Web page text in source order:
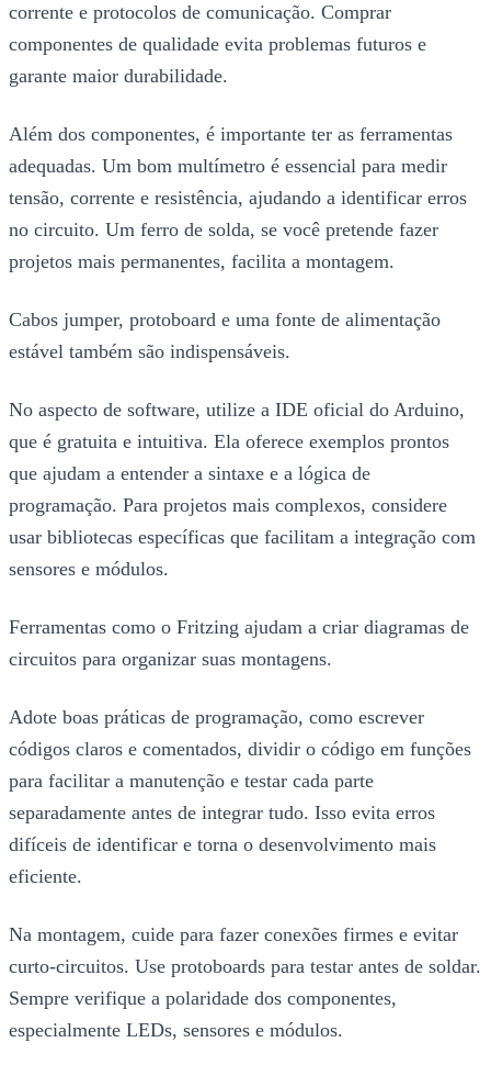
corrente e protocolos de comunicação. Comprar
componentes de qualidade evita problemas futuros e
garante maior durabilidade.
Além dos componentes, é importante ter as ferramentas
adequadas. Um bom multímetro é essencial para medir
tensão, corrente e resistência, ajudando a identificar erros
no circuito. Um ferro de solda, se você pretende fazer
projetos mais permanentes, facilita a montagem.
Cabos jumper, protoboard e uma fonte de alimentação
estável também são indispensáveis.
No aspecto de software, utilize a IDE oficial do Arduino,
que é gratuita e intuitiva. Ela oferece exemplos prontos
que ajudam a entender a sintaxe e a lógica de
programação. Para projetos mais complexos, considere
usar bibliotecas específicas que facilitam a integração com
sensores e módulos.
Ferramentas como o Fritzing ajudam a criar diagramas de
circuitos para organizar suas montagens.
Adote boas práticas de programação, como escrever
códigos claros e comentados, dividir o código em funções
para facilitar a manutenção e testar cada parte
separadamente antes de integrar tudo. Isso evita erros
difíceis de identificar e torna o desenvolvimento mais
eficiente.
Na montagem, cuide para fazer conexões firmes e evitar
curto-circuitos. Use protoboards para testar antes de soldar.
Sempre verifique a polaridade dos componentes,
especialmente LEDs, sensores e módulos.